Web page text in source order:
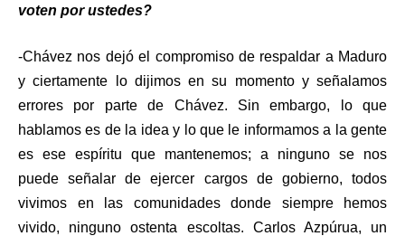
voten por ustedes?
-Chávez nos dejó el compromiso de respaldar a Maduro
y ciertamente lo dijimos en su momento y señalamos
errores por parte de Chávez. Sin embargo, lo que
hablamos es de la idea y lo que le informamos a la gente
es ese espíritu que mantenemos; a ninguno se nos
puede señalar de ejercer cargos de gobierno, todos
vivimos en las comunidades donde siempre hemos
vivido, ninguno ostenta escoltas. Carlos Azpúrua, un